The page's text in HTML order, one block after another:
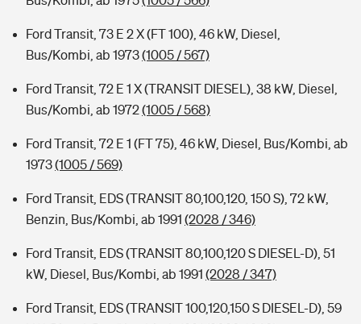
Ford Transit, 73 E 2 X (FT 100), 46 kW, Diesel,
Bus/Kombi, ab 1973(1005 / 567)
Ford Transit, 72 E 1 X (TRANSIT DIESEL), 38 kW, Diesel,
Bus/Kombi, ab 1972(1005 / 568)
Ford Transit, 72 E 1 (FT 75), 46 kW, Diesel, Bus/Kombi, ab
1973(1005 / 569)
Ford Transit, EDS (TRANSIT 80,100,120, 150 S), 72 kW,
Benzin, Bus/Kombi, ab 1991 (2028 / 346)
Ford Transit, EDS (TRANSIT 80,100,120 S DIESEL-D), 51
kW, Diesel, Bus/Kombi, ab 1991 (2028 / 347)
Ford Transit, EDS (TRANSIT 100,120,150 S DIESEL-D), 59